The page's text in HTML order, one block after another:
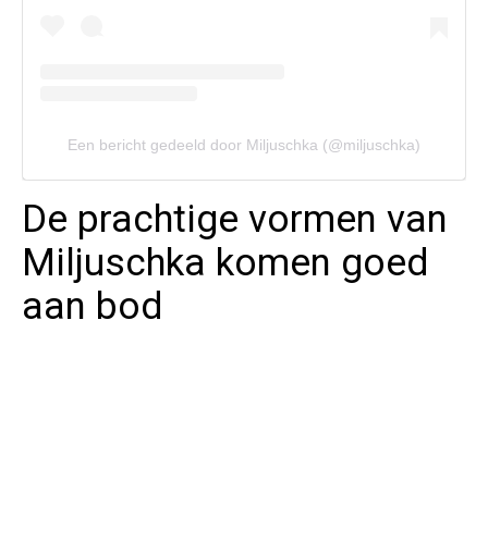
Een bericht gedeeld door Miljuschka (@miljuschka)
De prachtige vormen van
Miljuschka komen goed
aan bod